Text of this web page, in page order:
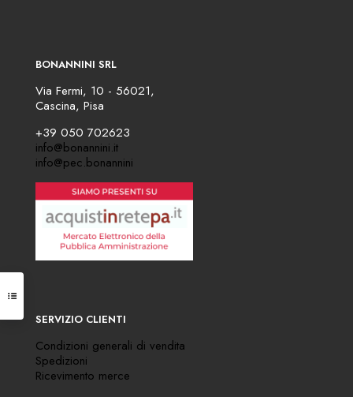
BONANNINI SRL
Via Fermi, 10 - 56021,
Cascina, Pisa
+39 050 702623
info@bonannini.it
info@pec.bonannini
SERVIZIO CLIENTI
Condizioni generali di vendita
Spedizioni
Ricevimento merce